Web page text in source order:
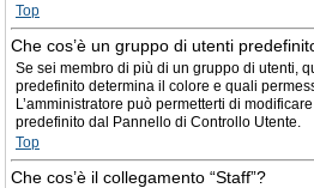
Top
Che cos’è un gruppo di utenti
Se sei membro di più di un gruppo di utenti,
predefinito determina il colore e quali
L’amministratore può permetterti di
predefinito dal Pannello di Controllo Utente.
Top
Che cos’è il collegamento “Staff”?